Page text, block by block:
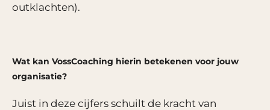
outklachten).
Wat kan VossCoaching hierin betekenen voor jouw
organisatie?
Juist in deze cijfers schuilt de kracht van